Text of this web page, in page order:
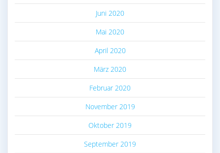
Juni 2020
Mai 2020
April 2020
März 2020
Februar 2020
November 2019
Oktober 2019
September 2019